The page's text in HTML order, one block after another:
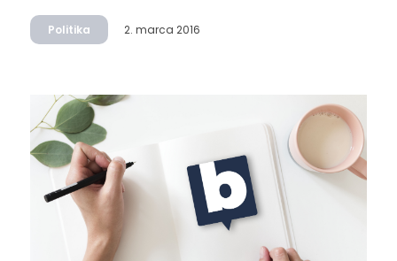
Politika 2. marca 2016